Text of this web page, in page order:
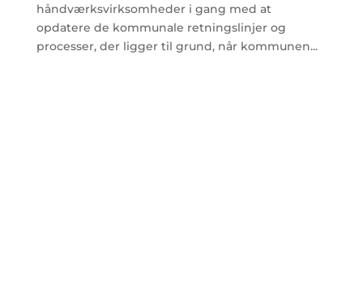
håndværksvirksomheder i gang med at
opdatere de kommunale retningslinjer og
processer, der ligger til grund, når kommunen...